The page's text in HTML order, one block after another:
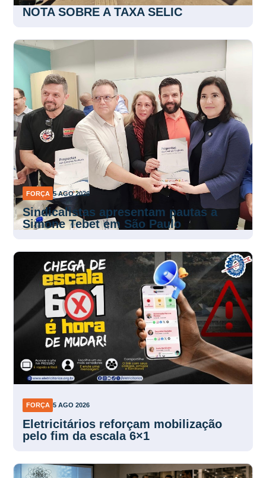
NOTA SOBRE A TAXA SELIC
FORÇA 5 AGO 2026
Sindicalistas apresentam pautas a
Simone Tebet em São Paulo
FORÇA 5 AGO 2026
Eletricitários reforçam mobilização
pelo fim da escala 6×1